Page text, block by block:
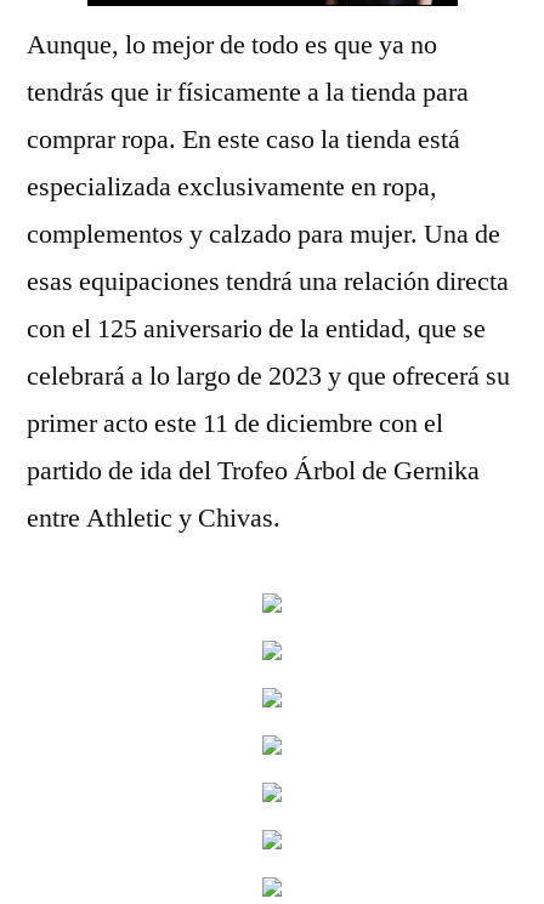
Aunque, lo mejor de todo es que ya no
tendrás que ir físicamente a la tienda para
comprar ropa. En este caso la tienda está
especializada exclusivamente en ropa,
complementos y calzado para mujer. Una de
esas equipaciones tendrá una relación directa
con el 125 aniversario de la entidad, que se
celebrará a lo largo de 2023 y que ofrecerá su
primer acto este 11 de diciembre con el
partido de ida del Trofeo Árbol de Gernika
entre Athletic y Chivas.